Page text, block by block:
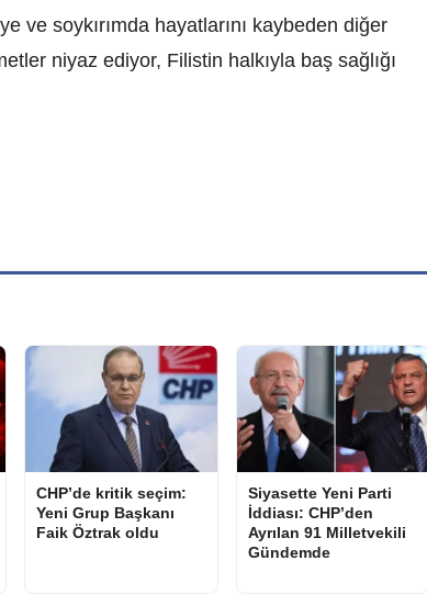
ve soykırımda hayatlarını kaybeden diğer
niyaz ediyor, Filistin halkıyla baş sağlığı
CHP’de kritik seçim:
Yeni Grup Başkanı
Faik Öztrak oldu
Siyasette Yeni Parti
İddiası: CHP’den
Ayrılan 91 Milletvekili
Gündemde